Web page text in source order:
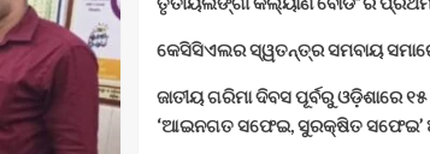
କେସିସିଏଲର ସ୍ୱତନ୍ତ୍ର ସମବାୟ
ଜାତୀୟ ଗରିମା ଦିବସ ପୂର୍ବରୁ ଓଡ଼ିଶାରେ
‘ଆଇନଗତ ସଫେଇ, ସୁରକ୍ଷିତ ସଫେଇ’